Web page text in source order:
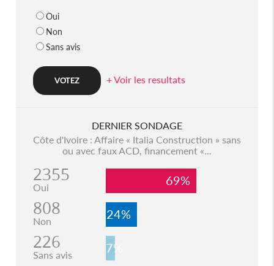
Oui
Non
Sans avis
+ Voir les resultats
DERNIER SONDAGE
Côte d'Ivoire : Affaire « Italia Construction » sans
ou avec faux ACD, financement «...
2355
Oui 69%
808
Non 24%
226
Sans avis 7%